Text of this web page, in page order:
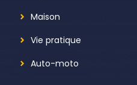
Maison
Vie pratique
Auto-moto